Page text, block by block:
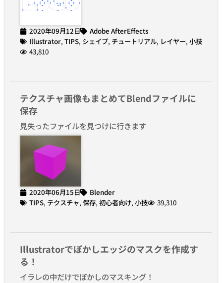
2020年09月12日
Adobe AfterEffects
Illustrator, TIPS, シェイプ, チュートリアル, レイヤー, 小技
43,810
テクスチャ画像もまとめてBlendファイルに
保存
見失ったファイルを見つけに行きます
2020年06月15日
Blender
TIPS, テクスチャ, 保存, 初心者向け, 小技 39,310
Illustratorでぼかしエッジのマスクを作成す
る！
イラレの中だけでぼかしのマスキング！